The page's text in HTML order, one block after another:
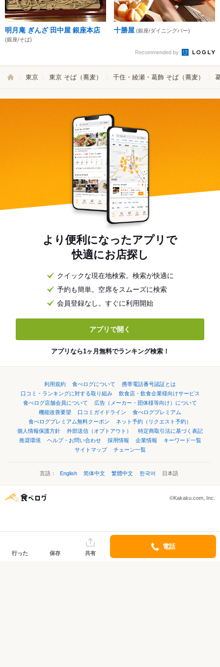
明月庵 ぎんざ 田中屋 銀座本店
(銀座/そば)
十勝屋 (銀座/ダイニングバー)
Recommended by
東京 東京 そば（蕎麦） 千住・綾瀬・葛飾 そば（蕎麦）
より便利になったアプリで
快適にお店探し
クイックな現在地検索。検索が快適に
予約も簡単。空席をスムーズに検索
会員登録なし。すぐに利用開始
アプリで開く
アプリなら1ヶ月無料でランキング検索！
利用規約 食べログについて
携帯電話番号認証とは
口コミ・ランキングに対する取り組み
飲食店・飲食企業様向けサービス
食べログ店舗会員について
広告（メーカー・団体様等向け）について
機能改善要望
口コミガイドライン
食べログプレミアム
食べログプレミアム無料クーポン
ネット予約（リクエスト予約）
個人情報保護方針
外部送信（オプトアウト）
特定商取引法に基づく表記
推奨環境
ヘルプ・お問い合わせ 採用情報 企業情報
キーワード一覧
サイトマップ
チェーン一覧
言語： English 简体中文 繁體中文 한국어 日本語
©Kakaku.com, Inc.
行った 保存 共有
電話